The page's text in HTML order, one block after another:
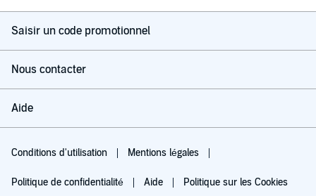
Saisir un code promotionnel
Nous contacter
Aide
Conditions d'utilisation Mentions légales
Politique de confidentialité Aide Politique sur les Cookies